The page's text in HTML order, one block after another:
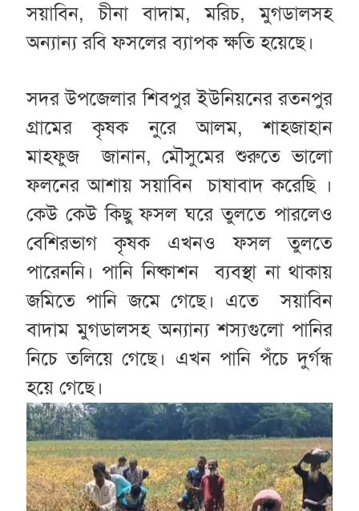
সয়াবিন, চীনা বাদাম, মরিচ, মুগডালসহ
অন্যান্য রবি ফসলের ব্যাপক ক্ষতি হয়েছে।
সদর উপজেলার শিবপুর ইউনিয়নের রতনপুর
গ্রামের কৃষক নুরে আলম, শাহজাহান
মাহফুজ জানান, মৌসুমের শুরুতে ভালো
ফলনের আশায় সয়াবিন চাষাবাদ করেছি ।
কেউ কেউ কিছু ফসল ঘরে তুলতে পারলেও
বেশিরভাগ কৃষক এখনও ফসল তুলতে
পারেননি। পানি নিষ্কাশন ব্যবস্থা না থাকায়
জমিতে পানি জমে গেছে। এতে সয়াবিন
বাদাম মুগডালসহ অন্যান্য শস্যগুলো পানির
নিচে তলিয়ে গেছে। এখন পানি পঁচে দুর্গন্ধ
হয়ে গেছে।